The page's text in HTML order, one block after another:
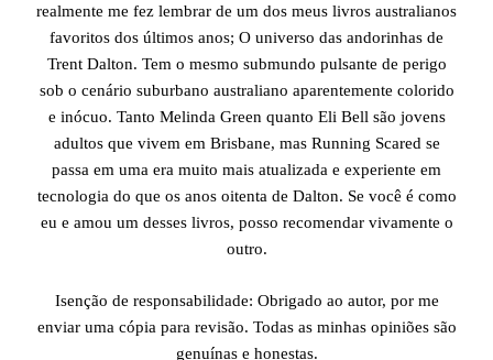
realmente me fez lembrar de um dos meus livros australianos
favoritos dos últimos anos; O universo das andorinhas de
Trent Dalton. Tem o mesmo submundo pulsante de perigo
sob o cenário suburbano australiano aparentemente colorido
e inócuo. Tanto Melinda Green quanto Eli Bell são jovens
adultos que vivem em Brisbane, mas Running Scared se
passa em uma era muito mais atualizada e experiente em
tecnologia do que os anos oitenta de Dalton. Se você é como
eu e amou um desses livros, posso recomendar vivamente o
outro.
Isenção de responsabilidade: Obrigado ao autor, por me
enviar uma cópia para revisão. Todas as minhas opiniões são
genuínas e honestas.